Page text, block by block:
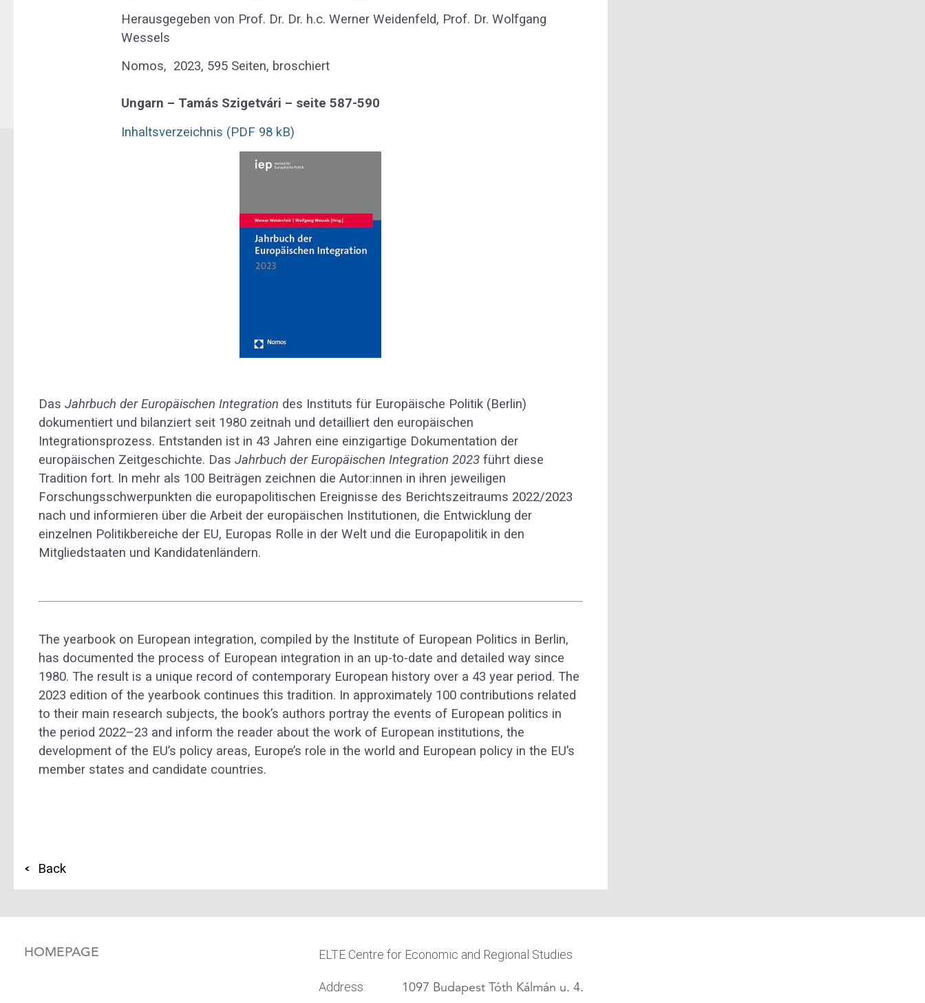
Herausgegeben von Prof. Dr. Dr. h.c. Werner Weidenfeld, Prof. Dr. Wolfgang
Wessels
Nomos, 2023, 595 Seiten, broschiert
Ungarn – Tamás Szigetvári – seite 587-590
Inhaltsverzeichnis (PDF 98 kB)
Das Jahrbuch der Europäischen Integration des Instituts für Europäische Politik (Berlin)
dokumentiert und bilanziert seit 1980 zeitnah und detailliert den europäischen
Integrationsprozess. Entstanden ist in 43 Jahren eine einzigartige Dokumentation der
europäischen Zeitgeschichte. Das Jahrbuch der Europäischen Integration 2023 führt diese
Tradition fort. In mehr als 100 Beiträgen zeichnen die Autor:innen in ihren jeweiligen
Forschungsschwerpunkten die europapolitischen Ereignisse des Berichtszeitraums 2022/2023
nach und informieren über die Arbeit der europäischen Institutionen, die Entwicklung der
einzelnen Politikbereiche der EU, Europas Rolle in der Welt und die Europapolitik in den
Mitgliedstaaten und Kandidatenländern.
The yearbook on European integration, compiled by the Institute of European Politics in Berlin,
has documented the process of European integration in an up-to-date and detailed way since
1980. The result is a unique record of contemporary European history over a 43 year period. The
2023 edition of the yearbook continues this tradition. In approximately 100 contributions related
to their main research subjects, the book’s authors portray the events of European politics in
the period 2022–23 and inform the reader about the work of European institutions, the
development of the EU’s policy areas, Europe’s role in the world and European policy in the EU’s
member states and candidate countries.
Back
HOMEPAGE ELTE Centre for Economic and Regional Studies
Address: 1097 Budapest Tóth Kálmán u. 4.